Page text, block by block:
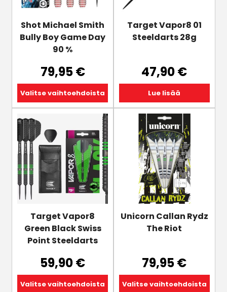
Shot Michael Smith
Bully Boy Game Day
90 %
79,95€
Valitse vaihtoehdoista
tuotteen
sivulla.
Target Vapor8 01
Steeldarts 28g
47,90€
Lue lisää
Target Vapor8
Green Black Swiss
Point Steeldarts
59,90€
Valitse vaihtoehdoista
Tällä
tuotteella
on
useampi
muunnelma.
Voit
tehdä
valinnat
tuotteen
sivulla.
Unicorn Callan Rydz
The Riot
79,95€
Valitse vaihtoehdoista
tuotteella
useampi
muunnelma.
tehdä
valinnat
tuotteen